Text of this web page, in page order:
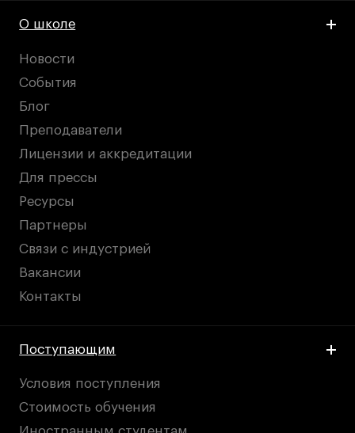
О школе
Новости
События
Блог
Преподаватели
Лицензии и аккредитации
Для прессы
Ресурсы
Партнеры
Связи с индустрией
Вакансии
Контакты
Поступающим
Условия поступления
Стоимость обучения